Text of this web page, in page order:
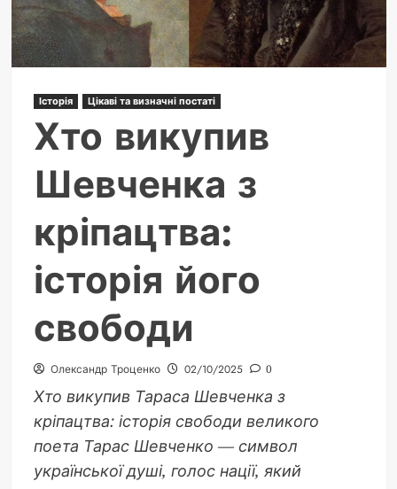
Історія Цікаві та визначні постаті
Хто викупив
Шевченка з
кріпацтва:
історія його
свободи
Олександр Троценко 02/10/2025 0
Хто викупив Тараса Шевченка з
кріпацтва: історія свободи великого
поета Тарас Шевченко — символ
української душі, голос нації, який